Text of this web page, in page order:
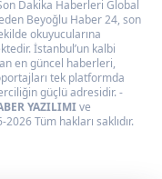
Dakika Haberleri Global
Beyoğlu Haber 24, son
okuyucularına
İstanbul’un kalbi
en güncel haberleri,
tek platformda
güçlü adresidir. -
YAZILIMIve
Tüm hakları saklıdır.